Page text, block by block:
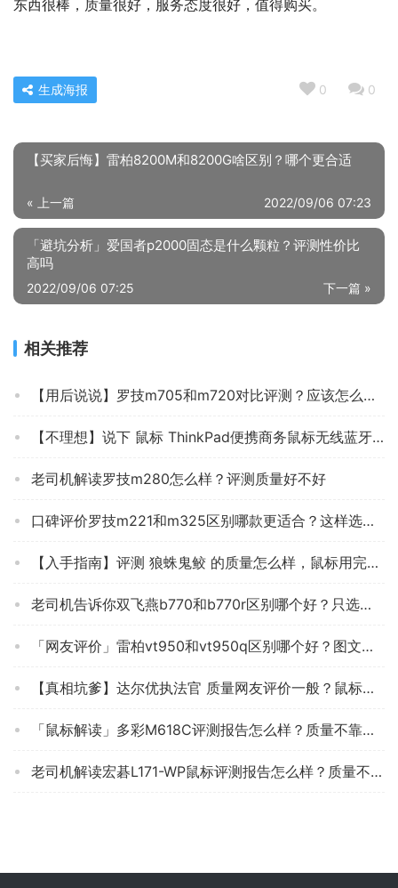
东西很棒，质量很好，服务态度很好，值得购买。
0 0
生成海报
【买家后悔】雷柏8200M和8200G啥区别？哪个更合适
« 上一篇 2022/09/06 07:23
「避坑分析」爱国者p2000固态是什么颗粒？评测性价比
高吗
下一篇 »
2022/09/06 07:25
相关推荐
【用后说说】罗技m705和m720对比评测？应该怎么样选择
【不理想】说下 鼠标 ThinkPad便携商务鼠标无线蓝牙版 怎么样？评测分析到底质量不耐用吗？
老司机解读罗技m280怎么样？评测质量好不好
口碑评价罗技m221和m325区别哪款更适合？这样选不盲目
【入手指南】评测 狼蛛鬼鲛 的质量怎么样，鼠标用完一个月后悔吗？
老司机告诉你双飞燕b770和b770r区别哪个好？只选对的不选贵的
「网友评价」雷柏vt950和vt950q区别哪个好？图文爆料分析
【真相坑爹】达尔优执法官 质量网友评价一般？鼠标质量评测到底怎么样？
「鼠标解读」多彩M618C评测报告怎么样？质量不靠谱？
老司机解读宏碁L171-WP鼠标评测报告怎么样？质量不靠谱？